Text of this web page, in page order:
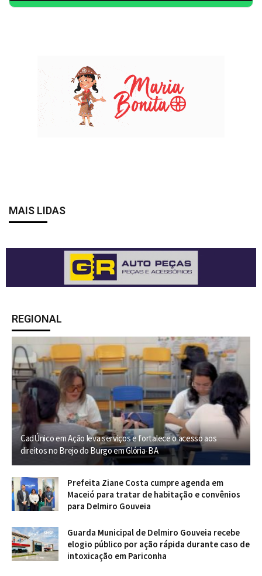
MAIS LIDAS
REGIONAL
CadÚnico em Ação leva serviços e fortalece o acesso aos
direitos no Brejo do Burgo em Glória-BA
Prefeita Ziane Costa cumpre agenda em
Maceió para tratar de habitação e convênios
para Delmiro Gouveia
Guarda Municipal de Delmiro Gouveia recebe
elogio público por ação rápida durante caso de
intoxicação em Pariconha